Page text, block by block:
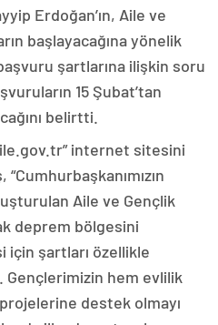
Erdoğan’ın, Aile ve
başlayacağına yönelik
şartlarına ilişkin soru
15 Şubat’tan
belirtti.
internet sitesini
Aile ve Gençlik
deprem bölgesini
için şartları özellikle
hem evlilik
destek olmayı